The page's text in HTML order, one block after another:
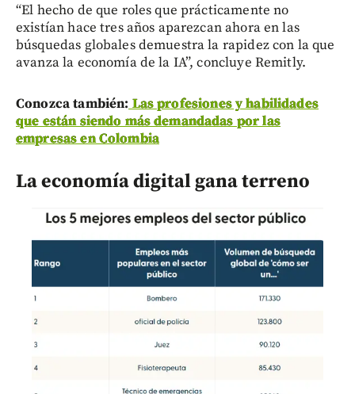
“El hecho de que roles que prácticamente no
existían hace tres años aparezcan ahora en las
búsquedas globales demuestra la rapidez con la que
avanza la economía de la IA”, concluye Remitly.
Conozca también: Las profesiones y habilidades
que están siendo más demandadas por las
empresas en Colombia
La economía digital gana terreno